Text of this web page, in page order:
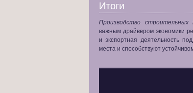
Итоги
Производство строительных
важным драйвером экономики
и экспортная деятельность
места и способствуют